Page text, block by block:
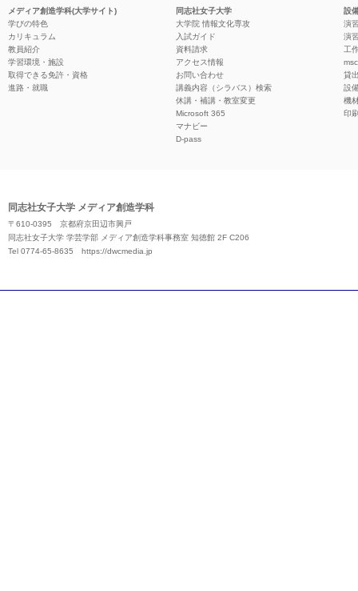
メディア創造学科(大学サイト)
学びの特色
カリキュラム
教員紹介
学習環境・施設
取得できる免許・資格
進路・就職
同志社女子大学
大学院 情報文化専攻
入試ガイド
資料請求
アクセス情報
お問い合わせ
講義内容（シラバス）検索
休講・補講・教室変更
Microsoft 365
マナビー
D-pass
設
演
演
工
貸
設
機
印
同志社女子大学 メディア創造学科
〒610-0395 京都府京田辺市興戸
同志社女子大学 学芸学部 メディア創造学科事務室 知徳館 2F C206
Tel 0774-65-8635 https://dwcmedia.jp